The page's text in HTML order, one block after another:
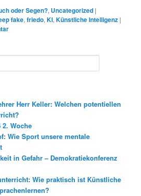
oder Segen?, Uncategorized |
fake,friedo,KI,Künstliche Intelligenz |
Herr Keller: Welchen potentiellen
2. Woche
Wie Sport unsere mentale
in Gefahr – Demokratiekonferenz
Wie praktisch ist Künstliche